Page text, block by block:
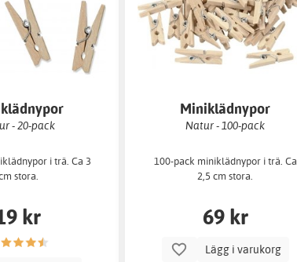
- 20-pack
i trä. Ca 3
stora.
kr
Miniklädnypor
Natur - 100-pack
100-pack miniklädnypor i trä. Ca
2,5 cm stora.
69 kr
Lägg i varukorg